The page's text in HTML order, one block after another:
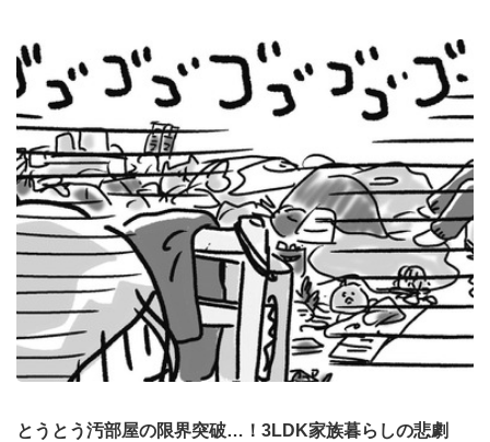
とうとう汚部屋の限界突破…！3LDK家族暮らしの悲劇